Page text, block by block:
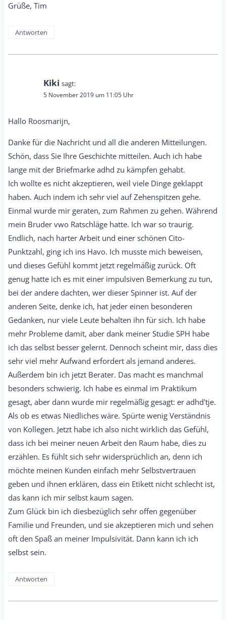
Grüße, Tim
Antworten
Kiki sagt:
5 November 2019 um 11:05 Uhr
Hallo Roosmarijn,
Danke für die Nachricht und all die anderen Mitteilungen.
Schön, dass Sie Ihre Geschichte mitteilen. Auch ich habe
lange mit der Briefmarke adhd zu kämpfen gehabt.
Ich wollte es nicht akzeptieren, weil viele Dinge geklappt
haben. Auch indem ich sehr viel auf Zehenspitzen gehe.
Einmal wurde mir geraten, zum Rahmen zu gehen. Während
mein Bruder vwo Ratschläge hatte. Ich war so traurig.
Endlich, nach harter Arbeit und einer schönen Cito-
Punktzahl, ging ich ins Havo. Ich musste mich beweisen,
und dieses Gefühl kommt jetzt regelmäßig zurück. Oft
genug hatte ich es mit einer impulsiven Bemerkung zu tun,
bei der andere dachten, wer dieser Spinner ist. Auf der
anderen Seite, denke ich, hat jeder einen besonderen
Gedanken, nur viele Leute behalten ihn für sich. Ich habe
mehr Probleme damit, aber dank meiner Studie SPH habe
ich das selbst besser gelernt. Dennoch scheint mir, dass dies
sehr viel mehr Aufwand erfordert als jemand anderes.
Außerdem bin ich jetzt Berater. Das macht es manchmal
besonders schwierig. Ich habe es einmal im Praktikum
gesagt, aber dann wurde mir regelmäßig gesagt: er adhd'tje.
Als ob es etwas Niedliches wäre. Spürte wenig Verständnis
von Kollegen. Jetzt habe ich also nicht wirklich das Gefühl,
dass ich bei meiner neuen Arbeit den Raum habe, dies zu
erzählen. Es fühlt sich sehr widersprüchlich an, denn ich
möchte meinen Kunden einfach mehr Selbstvertrauen
geben und ihnen erklären, dass ein Etikett nicht schlecht ist,
das kann ich mir selbst kaum sagen.
Zum Glück bin ich diesbezüglich sehr offen gegenüber
Familie und Freunden, und sie akzeptieren mich und sehen
oft den Spaß an meiner Impulsivität. Dann kann ich ich
selbst sein.
Antworten